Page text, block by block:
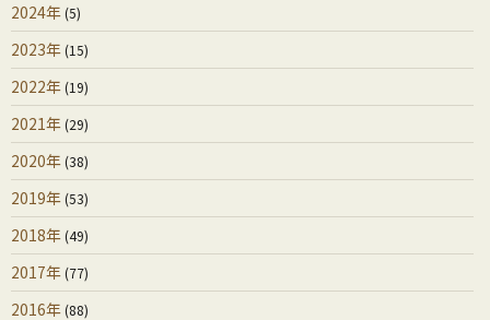
2024年(5)
2023年(15)
2022年(19)
2021年(29)
2020年(38)
2019年(53)
2018年(49)
2017年(77)
2016年(88)